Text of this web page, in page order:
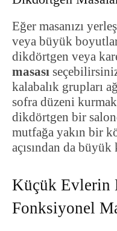
Eğer masanızı
veya büyük
dikdörtgen veya
masası
kalabalık grupları
sofra düzeni
dikdörtgen bir
mutfağa yakın bir
açısından da büyük
Küçük Evlerin
Fonksiyonel